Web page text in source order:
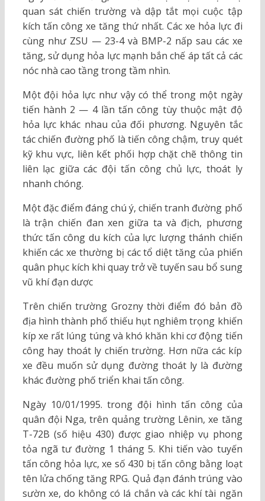
quan sát chiến trường và dập tắt mọi cuộc tập
kích tấn công xe tăng thứ nhất. Các xe hỏa lực đi
cùng như ZSU — 23-4 và BMP-2 nấp sau các xe
tăng, sử dụng hỏa lực mạnh bắn chế áp tất cả các
nóc nhà cao tầng trong tầm nhìn.
Một đội hỏa lực như vậy có thể trong một ngày
tiến hành 2 — 4 lần tấn công tùy thuộc mật độ
hỏa lực khác nhau của đối phương. Nguyên tắc
tác chiến đường phố là tiến công chậm, truy quét
kỹ khu vực, liên kết phối hợp chặt chẽ thông tin
liên lạc giữa các đội tấn công chủ lực, thoát ly
nhanh chóng.
Một đặc điểm đáng chú ý, chiến tranh đường phố
là trận chiến đan xen giữa ta và địch, phương
thức tấn công du kích của lực lượng thánh chiến
khiến các xe thường bị các tổ diệt tăng của phiến
quân phục kích khi quay trở về tuyến sau bổ sung
vũ khí đạn dược
Trên chiến trường Grozny thời điểm đó bản đồ
địa hình thành phố thiếu hụt nghiêm trọng khiến
kíp xe rất lúng túng và khó khăn khi cơ động tiến
công hay thoát ly chiến trường. Hơn nữa các kíp
xe đều muốn sử dụng đường thoát ly là đường
khác đường phố triển khai tấn công.
Ngày 10/01/1995. trong đội hình tấn công của
quân đội Nga, trên quảng trường Lênin, xe tăng
T-72B (số hiệu 430) được giao nhiệp vụ phong
tỏa ngã tư đường 1 tháng 5. Khi tiến vào tuyến
tấn công hỏa lực, xe số 430 bị tấn công bằng loạt
tên lửa chống tăng RPG. Quả đạn đánh trúng vào
sườn xe, do không có lá chắn và các khí tài ngăn